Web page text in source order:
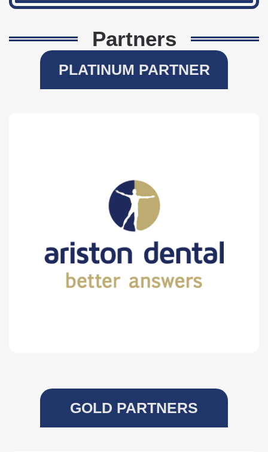
Partners
PLATINUM PARTNER
GOLD PARTNERS